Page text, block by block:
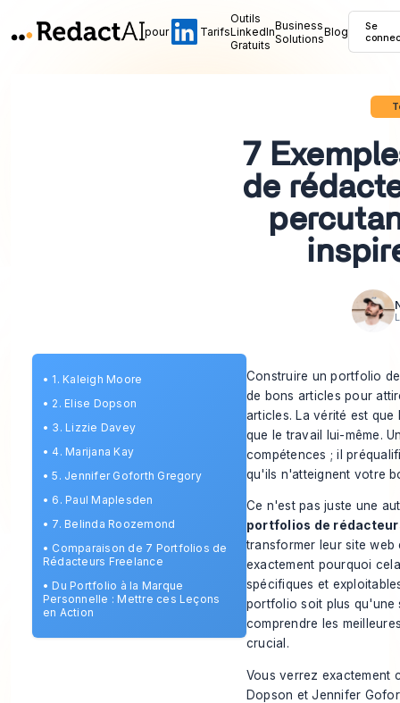
pour Tarifs
Outils
LinkedIn
Gratuits
Business
SolutionsBlog
Se
7
de
• 1. Kaleigh Moore
• 2. Elise Dopson
• 3. Lizzie Davey
• 4. Marijana Kay
•5. Jennifer Goforth Gregory
• 6. Paul Maplesden
• 7. Belinda Roozemond
• Comparaison de 7 Portfolios de
Rédacteurs Freelance
• Du Portfolio à la Marque
Personnelle : Mettre ces Leçons
en Action
Construire un portfolio
de bons articles pour
articles. La vérité est
que le travail lui-même.
compétences ; il
qu'ils n'atteignent votre
Ce n'est pas juste une
portfolios de
transformer leur site
exactement pourquoi
spécifiques et
portfolio soit plus qu'une
comprendre les
crucial.
Vous verrez exactement
Dopson et Jennifer